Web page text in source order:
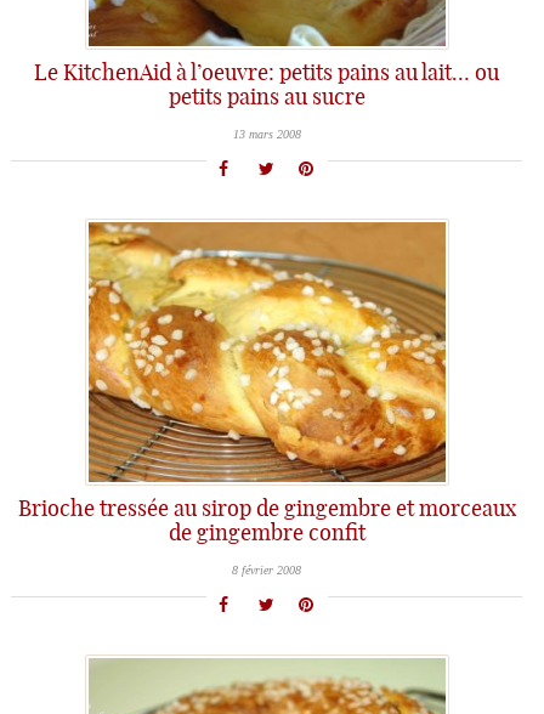
Le KitchenAid à l’oeuvre: petits pains au lait… ou
petits pains au sucre
13 mars 2008
Brioche tressée au sirop de gingembre et morceaux
de gingembre confit
8 février 2008